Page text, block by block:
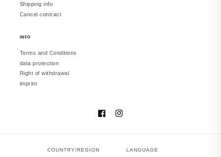
vor 2 Monaten
Shipping info
Cancel contract
INFO
Terms and Conditions
data protection
Right of withdrawal
imprint
FacebookInstagram
COUNTRY/REGION LANGUAGE